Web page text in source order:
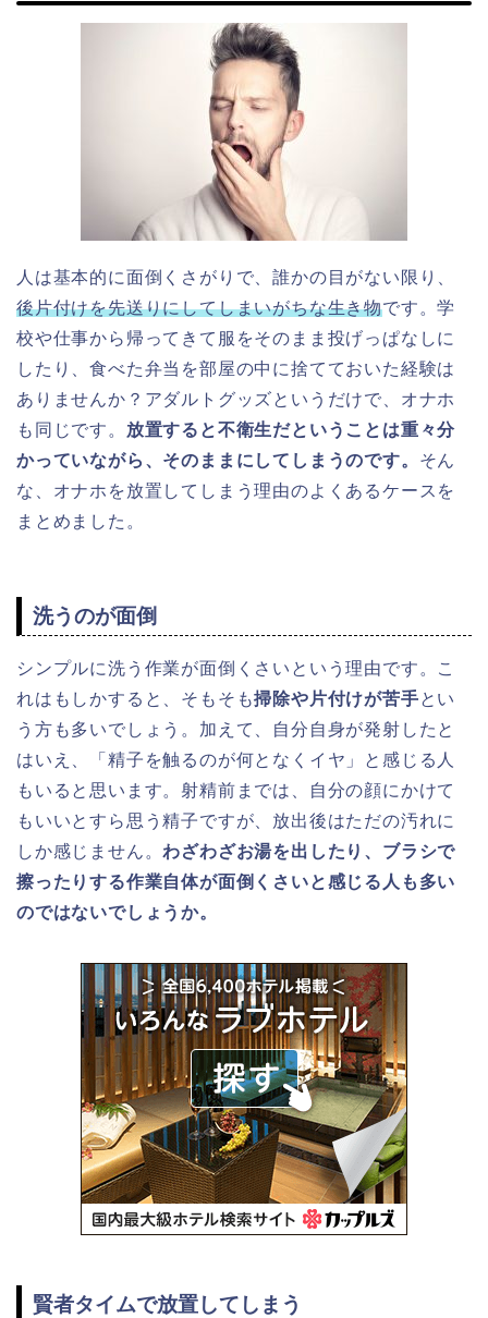
人は基本的に面倒くさがりで、誰かの目がない限り、
後片付けを先送りにしてしまいがちな生き物です。学
校や仕事から帰ってきて服をそのまま投げっぱなしに
したり、食べた弁当を部屋の中に捨てておいた経験は
ありませんか？アダルトグッズというだけで、オナホ
も同じです。 放置すると不衛生だということは重々分
かっていながら、そのままにしてしまうのです。 そん
な、オナホを放置してしまう理由のよくあるケースを
まとめました。
洗うのが面倒
シンプルに洗う作業が面倒くさいという理由です。こ
れはもしかすると、そもそも掃除や片付けが苦手とい
う方も多いでしょう。 加えて、自分自身が発射したと
はいえ、「精子を触るのが何となくイヤ」と感じる人
もいると思います。射精前までは、自分の顔にかけて
もいいとすら思う精子ですが、放出後はただの汚れに
しか感じません。 わざわざお湯を出したり、ブラシで
擦ったりする作業自体が面倒くさいと感じる人も多い
のではないでしょうか。
賢者タイムで放置してしまう